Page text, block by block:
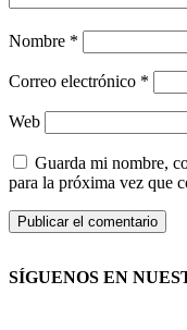
Nombre *
Correo electrónico *
Web
Guarda mi nombre,
para la próxima vez que
SÍGUENOS EN